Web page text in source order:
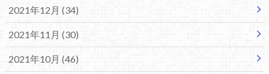
2021年12月 (34)
2021年11月 (30)
2021年10月 (46)